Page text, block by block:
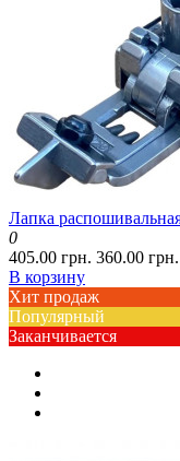
Лапка
0
405.00 грн. 360.00 грн.
В корзину
Хит продаж
Популярный
Заканчивается